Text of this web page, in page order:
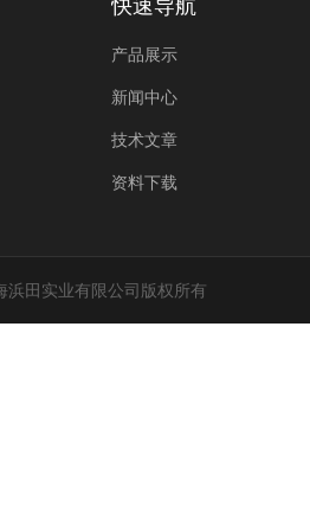
快速导航
产品展示
新闻中心
技术文章
资料下载
田实业有限公司版权所有